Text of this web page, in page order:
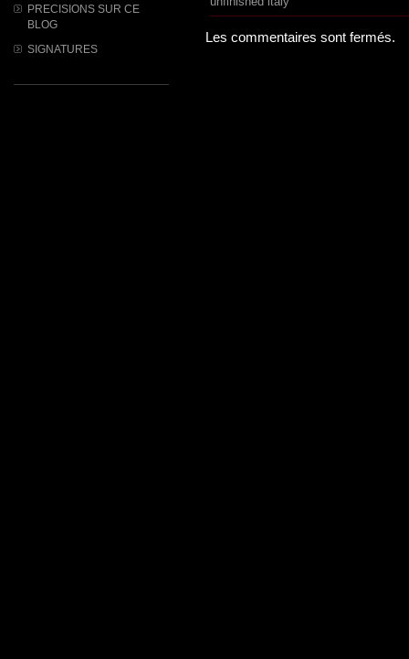
PRECISIONS SUR CE
BLOG
SIGNATURES
Les commentaires sont fermés.